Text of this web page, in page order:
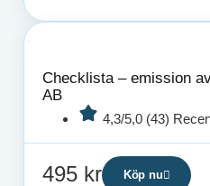
Checklista – emission
AB
4,3/5,0 (43)
495 kr Köp nu